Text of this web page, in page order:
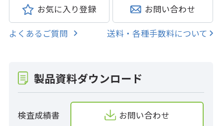
お気に入り登録 お問い合わせ
よくあるご質問 送料・各種手数料について
製品資料ダウンロード
検査成績書 お問い合わせ